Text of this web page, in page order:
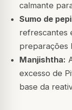
calmante
Sumo de
refrescantes
preparações
Manjishtha:
excesso de
base da